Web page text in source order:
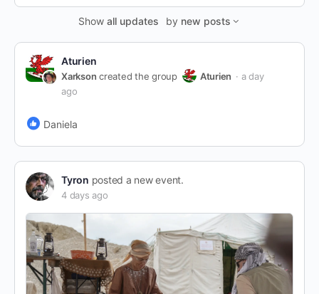
Feed…
Show all updates by new posts
Aturien
Xarkson created the group Aturien
a day
ago
Daniela
Tyron posted a new event.
4 days ago